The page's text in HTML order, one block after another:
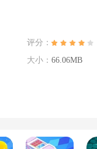
评分：
大小： 66.06MB